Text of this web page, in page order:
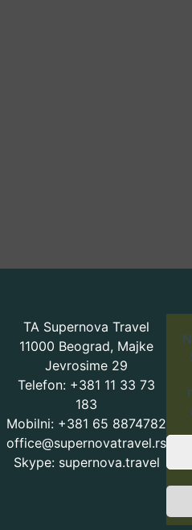
TA Supernova Travel
11000 Beograd, Majke
Jevrosime 29
Telefon: +381 11 33 73
183
Mobilni: +381 65 8874782
office@supernovatravel.rs
Skype: supernova.travel